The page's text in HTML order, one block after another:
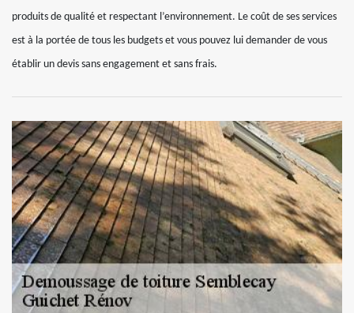
produits de qualité et respectant l’environnement. Le coût de ses services
est à la portée de tous les budgets et vous pouvez lui demander de vous
établir un devis sans engagement et sans frais.